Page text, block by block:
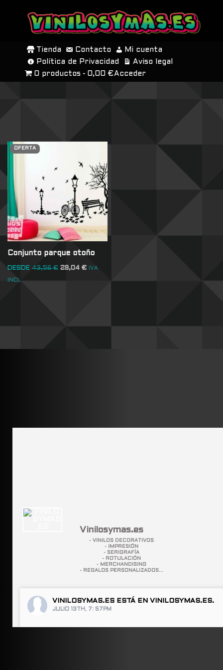
SALTAR
CONTENIDO
Tienda Contacto
Mi cuenta
Política de Privacidad
Aviso legal
0 productos
0,00 € Acceder
OFERTA
Conjunto parque otoño
DESDE 43,56€ 29,04 € IVA
INCL
Vinilosymas.es
- VINILOS DECORATIVOS
- IMPRESIÓN
- SERIGRAFÍA
- ROTULACIÓN
- MERCHANDISING
- REGALOS PERSONALIZADOS...
VINILOSYMAS.ES ESTÁ EN VINILOSYMAS.ES.
JULIO 13TH, 7: 57PM